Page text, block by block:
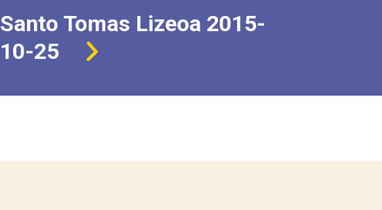
Santo Tomas Lizeoa 2015-
10-25